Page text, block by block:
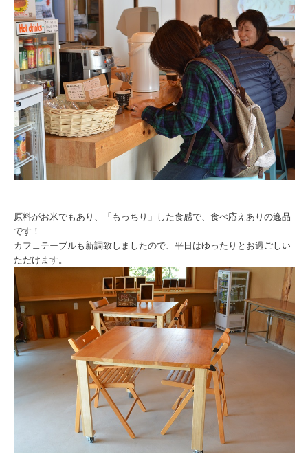
原料がお米でもあり、「もっちり」した食感で、食べ応えありの逸品
です！
カフェテーブルも新調致しましたので、平日はゆったりとお過ごしい
ただけます。